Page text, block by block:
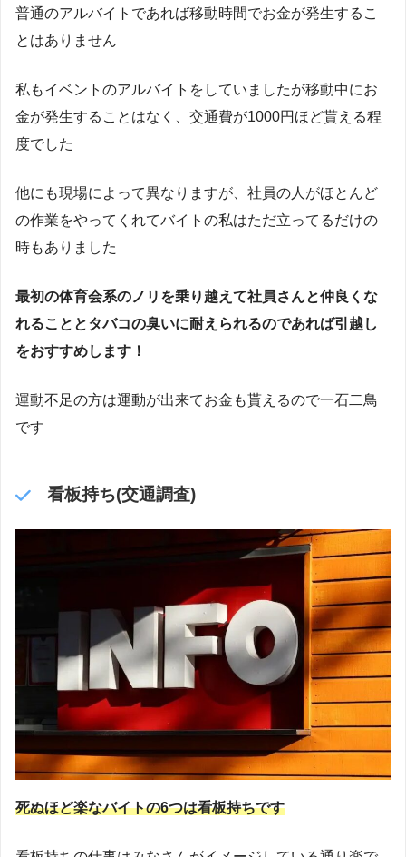
普通のアルバイトであれば移動時間でお金が発生するこ
とはありません
私もイベントのアルバイトをしていましたが移動中にお
金が発生することはなく、交通費が1000円ほど貰える程
度でした
他にも現場によって異なりますが、社員の人がほとんど
の作業をやってくれてバイトの私はただ立ってるだけの
時もありました
最初の体育会系のノリを乗り越えて社員さんと仲良くな
れることとタバコの臭いに耐えられるのであれば引越し
をおすすめします！
運動不足の方は運動が出来てお金も貰えるので一石二鳥
です
看板持ち(交通調査)
死ぬほど楽なバイトの6つは看板持ちです